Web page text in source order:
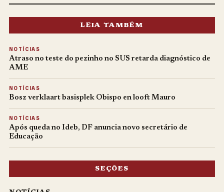
LEIA TAMBÉM
NOTÍCIAS
Atraso no teste do pezinho no SUS retarda diagnóstico de
AME
NOTÍCIAS
Bosz verklaart basisplek Obispo en looft Mauro
NOTÍCIAS
Após queda no Ideb, DF anuncia novo secretário de
Educação
SEÇÕES